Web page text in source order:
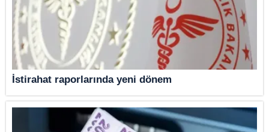
İstirahat raporlarında yeni dönem